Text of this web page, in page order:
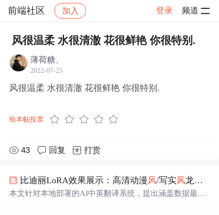
前端社区 加入 登录 频道
社区 前端社区 感慨 帖子详情
风很温柔 水很清澈 花很鲜艳 你很特别.
薄荷糖、
2022-07-25
风很温柔 水很清澈 花很鲜艳 你很特别.
给本帖投票
43 回复 打赏
比迪丽LoRA效果展示：高清动漫 风/写实风龙珠角色生成作品集
本文针对本地部署的AI中英翻译系统，提出涵盖数据最小